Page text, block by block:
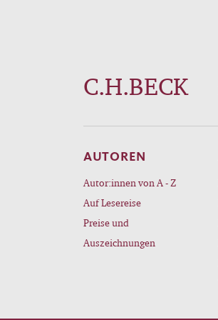
C.H.BECK
AUTOREN
Autor:innen von A - Z
Auf Lesereise
Preise und
Auszeichnungen